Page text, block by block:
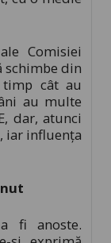
Comisiei
schimbe din
timp cât au
au multe
dar, atunci
iar influenţa
fi anoste.